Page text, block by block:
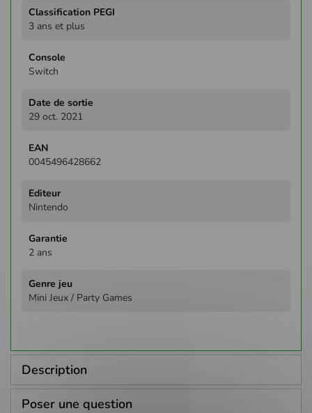
d'infos
3 ans et plus
Switch
29 oct. 2021
0045496428662
Nintendo
2 ans
Mini Jeux / Party Games
Description
Poser une question